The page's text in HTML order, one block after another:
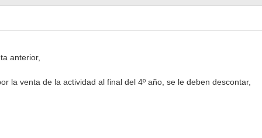
anterior,
la venta de la actividad al final del 4º año, se le deben descontar,